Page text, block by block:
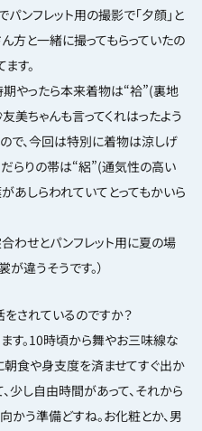
ンフレット用の撮影で「夕顔」と
方と一緒に撮ってもらっていたの
す。
期やったら本来着物は“袷”(裏地
美ちゃんも言ってくれはったよう
で、今回は特別に着物は涼しげ
らりの帯は“絽”(通気性の高い
あしらわれていてとってもかいら
わせとパンフレット用に夏の場
違うそうです。）
されているのですか？
す。10時頃から舞やお三味線な
食や身支度を済ませてすぐ出か
少し自由時間があって、それから
う準備どすね。お化粧とか、男